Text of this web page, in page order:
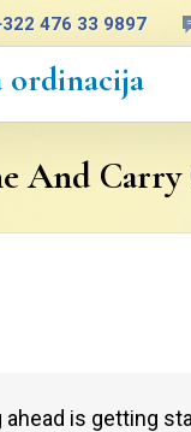
476 33 9897
ordinacija
And Carry
is getting